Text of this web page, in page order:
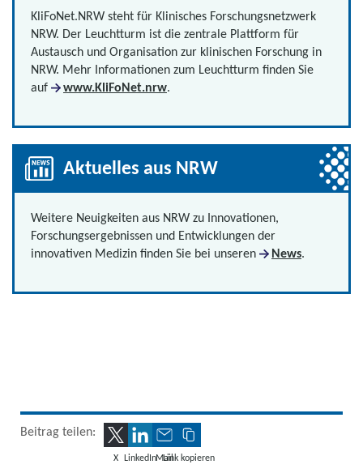
KliFoNet.NRW steht für Klinisches Forschungsnetzwerk
NRW. Der Leuchtturm ist die zentrale Plattform für
Austausch und Organisation zur klinischen Forschung in
NRW. Mehr Informationen zum Leuchtturm finden Sie
auf
www.KliFoNet.nrw.
Aktuelles aus NRW
Weitere Neuigkeiten aus NRW zu Innovationen,
Forschungsergebnissen und Entwicklungen der
innovativen Medizin finden Sie bei unseren
News.
Beitrag teilen:
X LinkedInMailLink kopieren